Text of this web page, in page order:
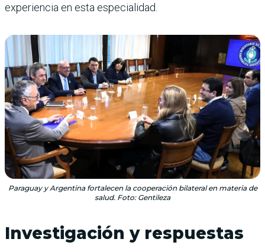
experiencia en esta especialidad.
Paraguay y Argentina fortalecen la cooperación bilateral en materia de
salud. Foto: Gentileza
Investigación y respuestas